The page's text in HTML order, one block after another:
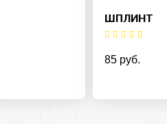
ШПЛИНТ
85 руб.